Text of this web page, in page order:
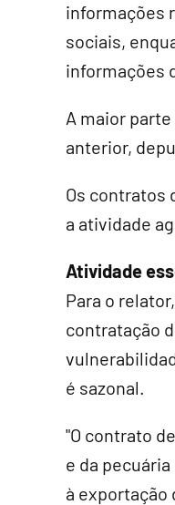
informações
sociais,
informações
A maior
anterior,
Os contratos
a atividade
Atividade
Para o
contratação
é sazonal.
"O contrato
e da
à exportação